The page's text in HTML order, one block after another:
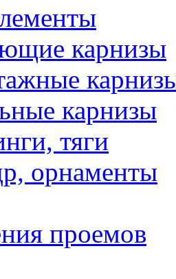
карнизы
карнизы
тяги
орнаменты
проемов